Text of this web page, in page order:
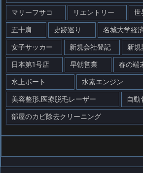
マリーフサコ リエントリー 世
五十肩 史跡巡り 名城大学経
女子サッカー 新規会社登記 新規
日本第1号店 早朝営業 春の端
水上ボート 水素エンジン
美容整形.医療脱毛レーザー 自動
部屋のカビ除去クリーニング